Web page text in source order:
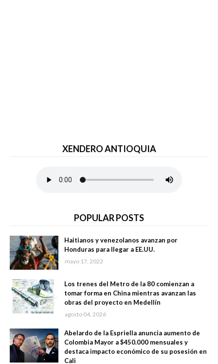
XENDERO ANTIOQUIA
POPULAR POSTS
Haitianos y venezolanos avanzan por
Honduras para llegar a EE.UU.
mayo 17, 2022
Los trenes del Metro de la 80 comienzan a
tomar forma en China mientras avanzan las
obras del proyecto en Medellín
agosto 04, 2026
Abelardo de la Espriella anuncia aumento de
Colombia Mayor a $450.000 mensuales y
destaca impacto económico de su posesión en
Cali